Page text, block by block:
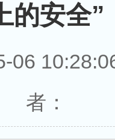
的安全”
06
者：